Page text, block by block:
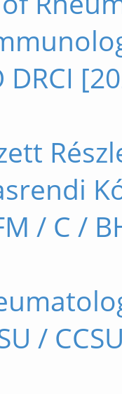
DRCI
/ C /
/